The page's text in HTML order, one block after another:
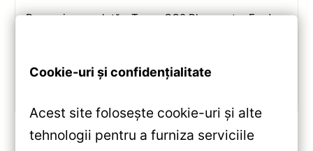
Recenzie completă a Teyes CC2 Plus pentru Ford
Cookie-uri și confidențialitate
Acest site folosește cookie-uri și alte
tehnologii pentru a furniza serviciile